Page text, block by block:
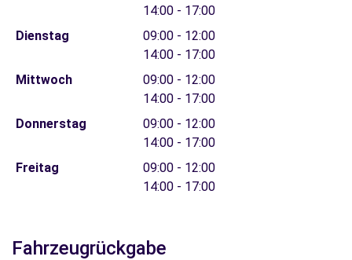
14:00 - 17:00
Dienstag
09:00 - 12:00
14:00 - 17:00
Mittwoch
09:00 - 12:00
14:00 - 17:00
Donnerstag
09:00 - 12:00
14:00 - 17:00
Freitag
09:00 - 12:00
14:00 - 17:00
Fahrzeugrückgabe